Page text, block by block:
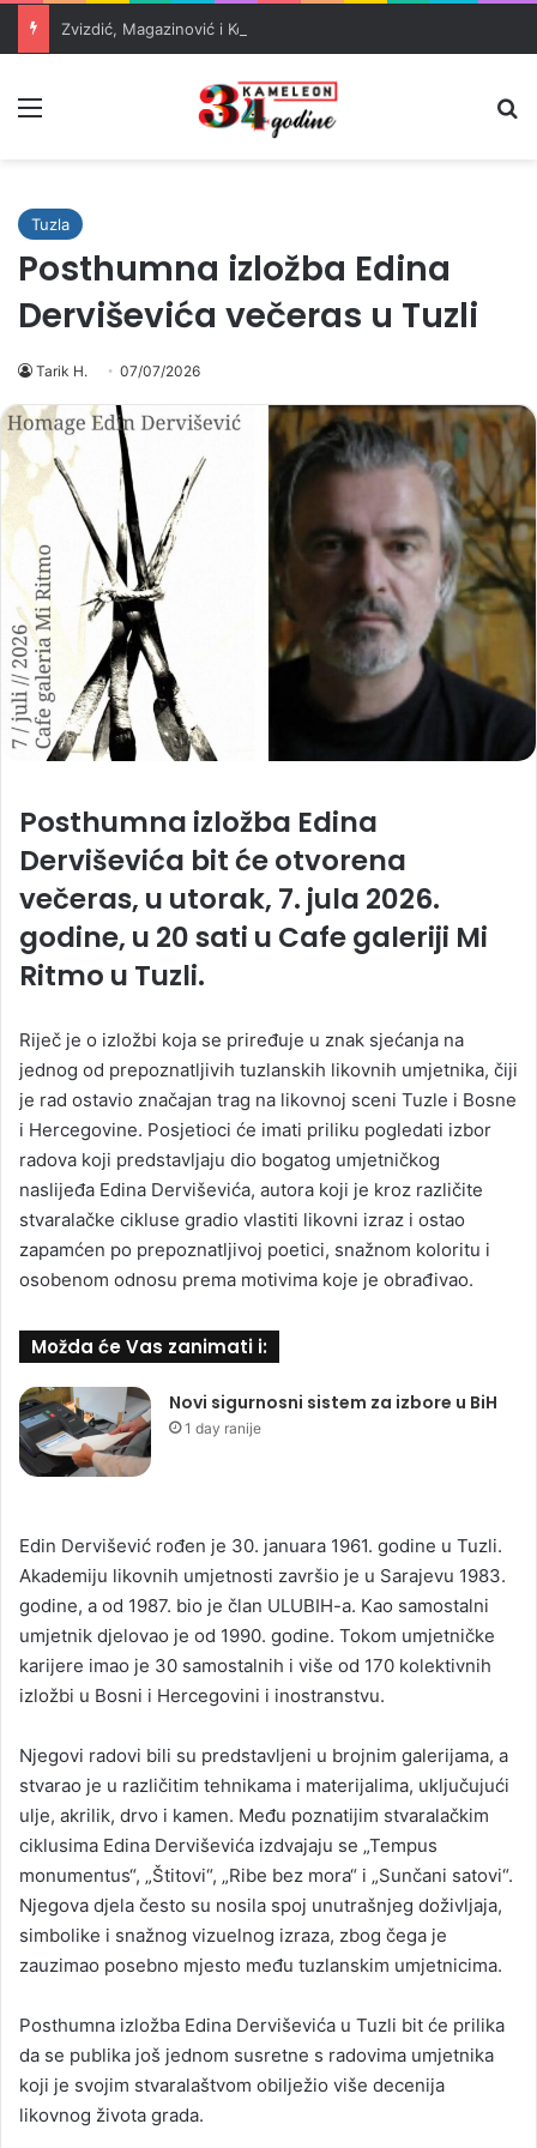
Tuzla
Posthumna izložba Edina
Derviševića večeras u Tuzli
Tarik H. 07/07/2026
Posthumna izložba Edina
Derviševića bit će otvorena
večeras, u utorak, 7. jula 2026.
godine, u 20 sati u Cafe galeriji Mi
Ritmo u Tuzli.
Riječ je o izložbi koja se priređuje u znak sjećanja na
jednog od prepoznatljivih tuzlanskih likovnih umjetnika, čiji
je rad ostavio značajan trag na likovnoj sceni Tuzle i Bosne
i Hercegovine. Posjetioci će imati priliku pogledati izbor
radova koji predstavljaju dio bogatog umjetničkog
naslijeđa Edina Derviševića, autora koji je kroz različite
stvaralačke cikluse gradio vlastiti likovni izraz i ostao
zapamćen po prepoznatljivoj poetici, snažnom koloritu i
osobenom odnosu prema motivima koje je obrađivao.
Možda će Vas zanimati i:
Novi sigurnosni sistem za izbore u BiH
1 day ranije
Edin Dervišević rođen je 30. januara 1961. godine u Tuzli.
Akademiju likovnih umjetnosti završio je u Sarajevu 1983.
godine, a od 1987. bio je član ULUBIH-a. Kao samostalni
umjetnik djelovao je od 1990. godine. Tokom umjetničke
karijere imao je 30 samostalnih i više od 170 kolektivnih
izložbi u Bosni i Hercegovini i inostranstvu.
Njegovi radovi bili su predstavljeni u brojnim galerijama, a
stvarao je u različitim tehnikama i materijalima, uključujući
ulje, akrilik, drvo i kamen. Među poznatijim stvaralačkim
ciklusima Edina Derviševića izdvajaju se „Tempus
monumentus“, „Štitovi“, „Ribe bez mora“ i „Sunčani satovi“.
Njegova djela često su nosila spoj unutrašnjeg doživljaja,
simbolike i snažnog vizuelnog izraza, zbog čega je
zauzimao posebno mjesto među tuzlanskim umjetnicima.
Posthumna izložba Edina Derviševića u Tuzli bit će prilika
da se publika još jednom susretne s radovima umjetnika
koji je svojim stvaralaštvom obilježio više decenija
likovnog života grada.